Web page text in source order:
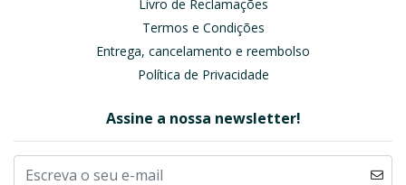
Livro de Reclamações
Termos e Condições
Entrega, cancelamento e reembolso
Política de Privacidade
Assine a nossa newsletter!